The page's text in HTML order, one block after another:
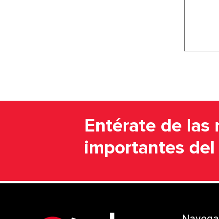
Entérate de las
importantes del